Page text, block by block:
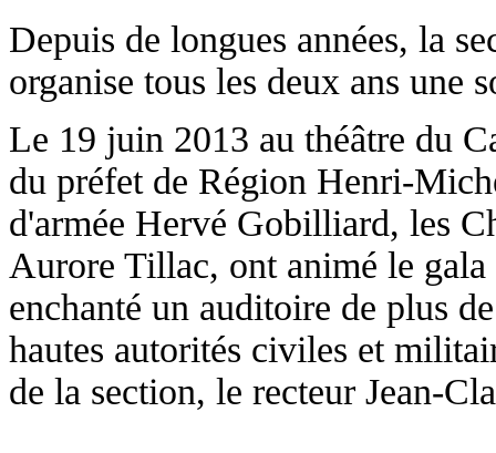
Depuis de longues années, la
organise tous les deux ans une
Le 19 juin 2013 au théâtre du
du préfet de Région Henri-
d'armée Hervé Gobilliard, les
Aurore Tillac, ont animé le
enchanté un auditoire de plus
hautes autorités civiles et
de la section, le recteur Jean-